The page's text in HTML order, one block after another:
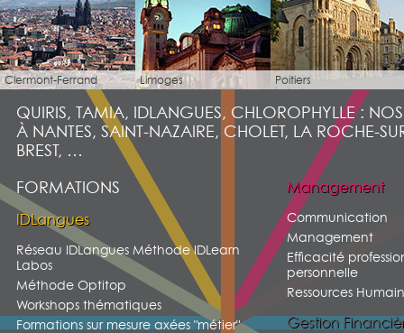
Clermont-Ferrand Limoges Poitiers
QUIRIS, TAMIA, IDLANGUES, CHLOROPHYLLE :
À NANTES, SAINT-NAZAIRE, CHOLET, LA ROCHE-
BREST, …
FORMATIONS
IDLangues
Réseau IDLangues Méthode IDLearn
Labos
Méthode Optitop
Workshops thématiques
Formations sur mesure axées "métier"
Management
Communication
Management
Efficacité
personnelle
Ressources
Gestion